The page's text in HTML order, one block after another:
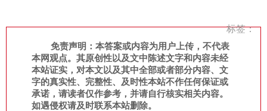
标签：
免责声明：本答案或内容为用户上传，不代表
本网观点。其原创性以及文中陈述文字和内容未经
本站证实，对本文以及其中全部或者部分内容、文
字的真实性、完整性、及时性本站不作任何保证或
承诺，请读者仅作参考，并请自行核实相关内容。
如遇侵权请及时联系本站删除。